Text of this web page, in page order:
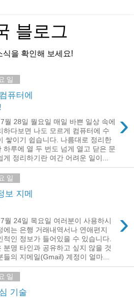
블로그
을 확인해 보세요!
일
퓨터에
›
월 28일 월요일 매일 바쁜 일상 속에
하다보면 나도 모르게 컴퓨터에 수
쌓이기 쉽습니다. 나름대로 정리한
하루에 열 두 번도 넘게 열고 닫은 문
게 정리하기란 여간 어려운 일이...
일
보 지메
›
월 24일 목요일 여러분이 사용하시
에는 은행 거래내역서나 연애편지
적인 정보가 들어있을 수 있습니다.
분명 타인과 공유하고 싶지 않을 것
들의 지메일(Gmail) 계정이 얼마...
일
기술